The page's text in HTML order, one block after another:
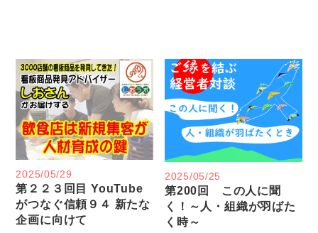
2025/05/29
第２２３回目 YouTube
がつなぐ信頼９４ 新たな
企画に向けて
2025/05/25
第200回 この人に聞
く！～人・組織が羽ばた
く時～